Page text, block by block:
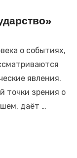
о событиях,
явления.
точки зрения о
даёт …